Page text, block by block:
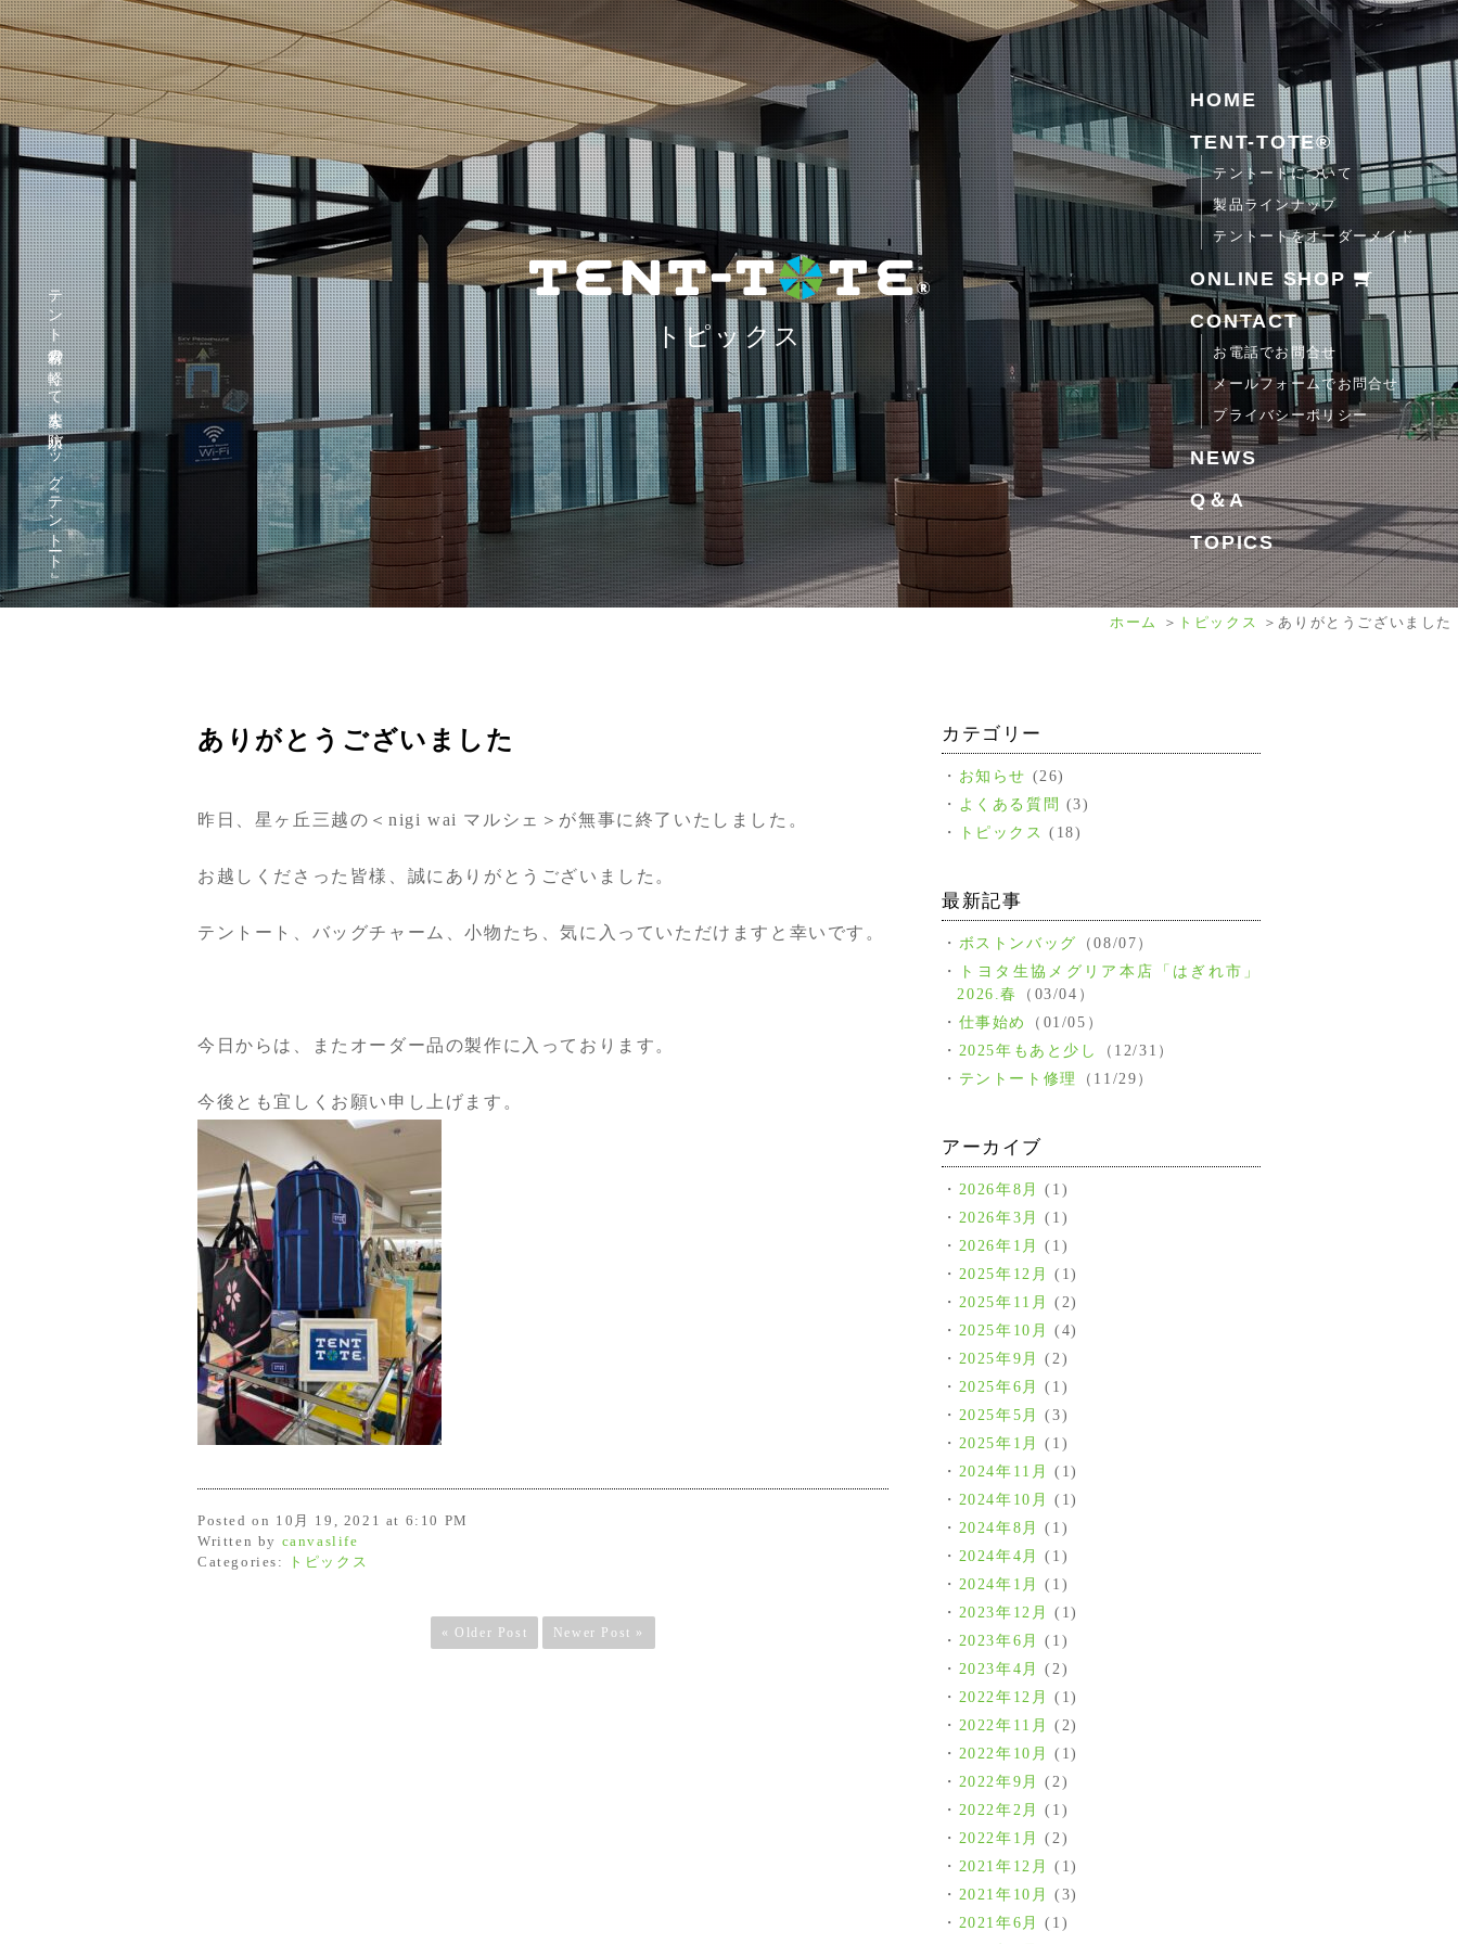
トピックス
テント素材の軽くて丈夫な防水バッグ『テントート』
HOME
TENT-TOTE®
テントートについて
製品ラインナップ
テントートをオーダーメイド
ONLINE SHOP
CONTACT
お電話でお問合せ
メールフォームでお問合せ
プライバシーポリシー
NEWS
Q＆A
TOPICS
ホーム トピックス ありがとうございました
ありがとうございました
昨日、星ヶ丘三越の＜nigi wai マルシェ＞が無事に終了いたしました。
お越しくださった皆様、誠にありがとうございました。
テントート、バッグチャーム、小物たち、気に入っていただけますと幸いです。
今日からは、またオーダー品の製作に入っております。
今後とも宜しくお願い申し上げます。
Posted on 10月 19, 2021 at 6:10 PM
Written by canvaslife
Categories:
トピックス
« Older Post Newer Post »
カテゴリー
お知らせ (26)
よくある質問 (3)
トピックス (18)
最新記事
ボストンバッグ
（08/07）
トヨタ生協メグリア本店「はぎれ市」
2026.春
（03/04）
仕事始め
（01/05）
2025年もあと少し
（12/31）
テントート修理
（11/29）
アーカイブ
2026年8月
(1)
2026年3月
(1)
2026年1月
(1)
2025年12月
(1)
2025年11月
(2)
2025年10月
(4)
2025年9月
(2)
2025年6月
(1)
2025年5月
(3)
2025年1月
(1)
2024年11月
(1)
2024年10月
(1)
2024年8月
(1)
2024年4月
(1)
2024年1月
(1)
2023年12月
(1)
2023年6月
(1)
2023年4月
(2)
2022年12月
(1)
2022年11月
(2)
2022年10月
(1)
2022年9月
(2)
2022年2月
(1)
2022年1月
(2)
2021年12月
(1)
2021年10月
(3)
2021年6月
(1)